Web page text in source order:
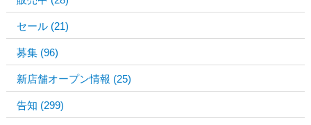
セール (21)
募集 (96)
新店舗オープン情報 (25)
告知 (299)